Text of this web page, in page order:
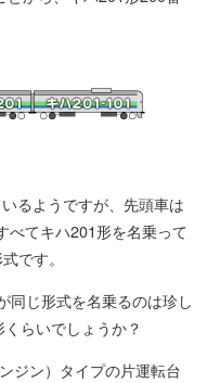
るようですが、先頭車は
べてキハ201形を名乗って
です。
同じ形式を名乗るのは珍し
らいでしょうか？
ジン）タイプの片運転台